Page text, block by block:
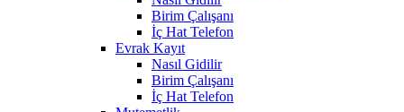
Birim Çalışanı
İç Hat Telefon
Evrak Kayıt
Nasıl Gidilir
Birim Çalışanı
İç Hat Telefon